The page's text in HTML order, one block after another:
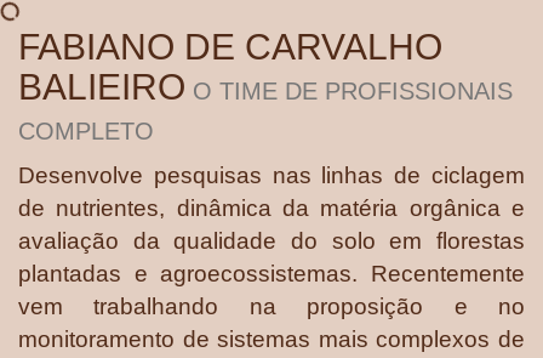
FABIANO DE CARVALHO
BALIEIRO O TIME DE PROFISSIONAIS
COMPLETO
Desenvolve pesquisas nas linhas de ciclagem
de nutrientes, dinâmica da matéria orgânica e
avaliação da qualidade do solo em florestas
plantadas e agroecossistemas. Recentemente
vem trabalhando na proposição e no
monitoramento de sistemas mais complexos de